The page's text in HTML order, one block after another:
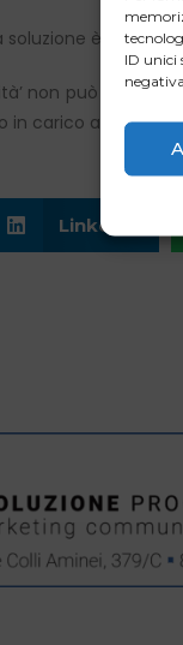
ID unici
è
non può
in carico
LinkedIn